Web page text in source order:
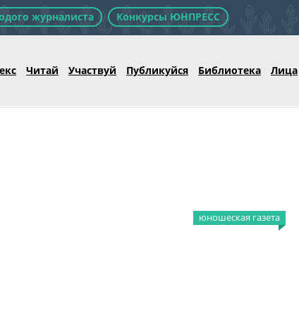
журналиста Конкурсы ЮНПРЕСС
Читай Участвуй Публикуйся Библиотека Лица
юношеская газета